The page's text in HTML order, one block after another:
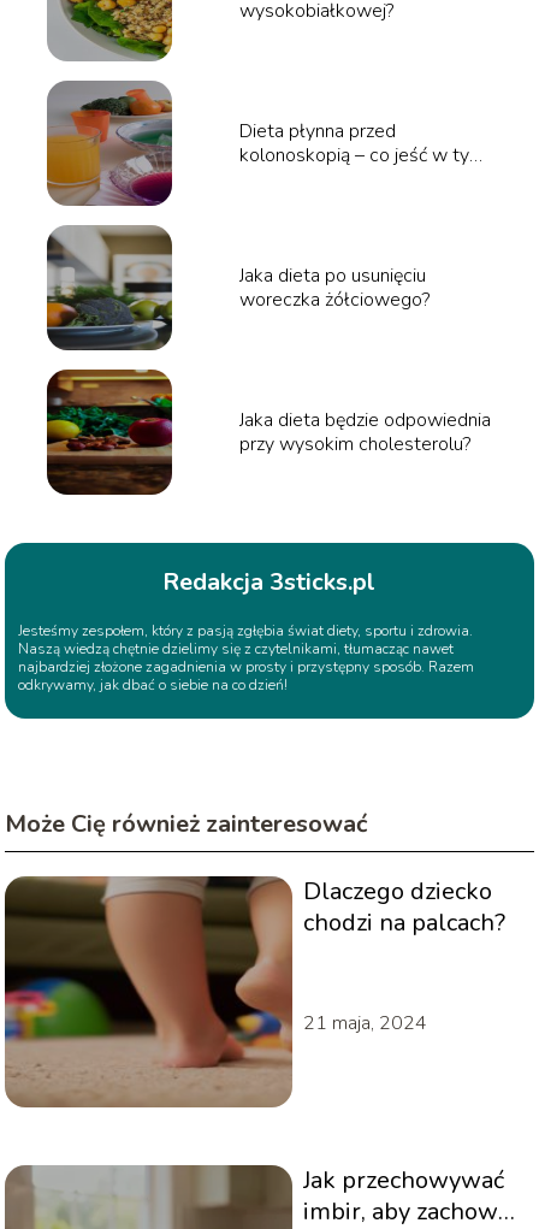
wysokobiałkowej?
Dieta płynna przed
kolonoskopią – co jeść w tym
Jaka dieta po usunięciu
woreczka żółciowego?
Jaka dieta będzie odpowiednia
przy wysokim cholesterolu?
Redakcja 3sticks.pl
Jesteśmy zespołem, który z pasją zgłębia świat diety, sportu i zdrowia.
Naszą wiedzą chętnie dzielimy się z czytelnikami, tłumacząc nawet
najbardziej złożone zagadnienia w prosty i przystępny sposób. Razem
odkrywamy, jak dbać o siebie na co dzień!
Może Cię również zainteresować
Dlaczego dziecko
chodzi na palcach?
21 maja, 2024
Jak przechowywać
imbir, aby zachował